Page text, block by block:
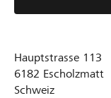
Hauptstrasse 113
6182 Escholzmatt
Schweiz